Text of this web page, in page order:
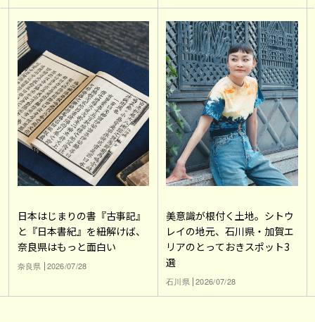
日本はじまりの書『古事記』
と『日本書紀』を紐解けば、
奈良県はもっと面白い
奈良県 2026/07/28
美意識が根付く土地。シトウ
レイの地元、石川県・加賀エ
リアのとっておきスポット3
選
石川県 2026/07/28